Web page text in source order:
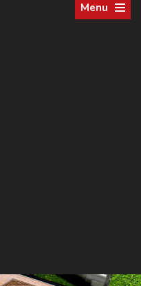
Menu